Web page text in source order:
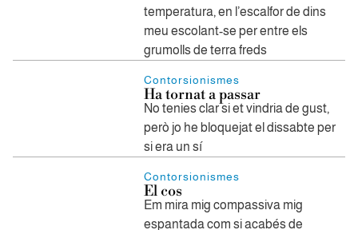
temperatura, en l’escalfor de dins
meu escolant-se per entre els
grumolls de terra freds
Contorsionismes
Ha tornat a passar
No tenies clar si et vindria de gust,
però jo he bloquejat el dissabte per
si era un sí
Contorsionismes
El cos
Em mira mig compassiva mig
espantada com si acabés de